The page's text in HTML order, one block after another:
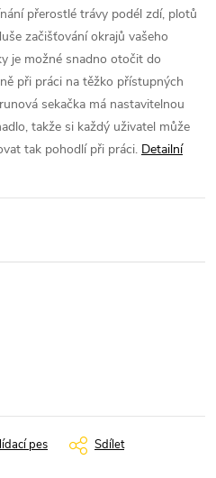
přerostlé trávy podél zdí, plotů
začišťování okrajů vašeho
je možné snadno otočit do
při práci na těžko přístupných
sekačka má nastavitelnou
takže si každý uživatel může
tak pohodlí při práci. Detailní
pes Sdílet